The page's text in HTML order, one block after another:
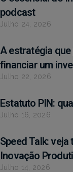
podcast
Julho 24, 2026
A estratégia
financiar um
Julho 22, 2026
Estatuto PIN:
Julho 16, 2026
Speed Talk: veja
Inovação
Julho 14, 2026